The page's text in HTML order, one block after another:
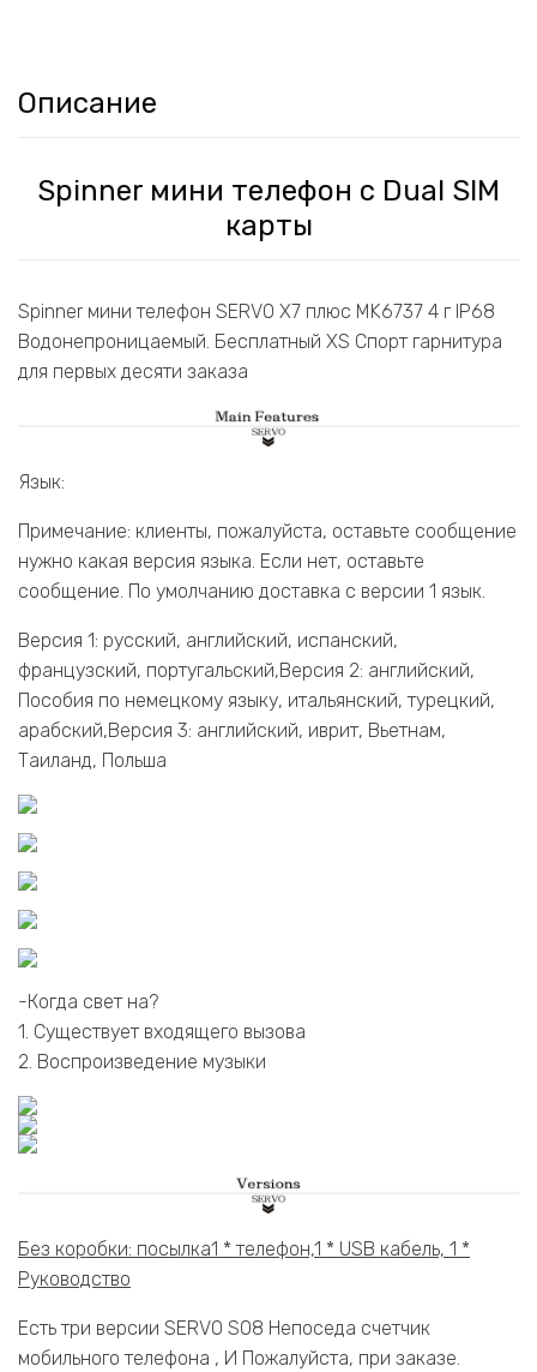
Описание
Spinner мини телефон с Dual SIM
карты
Spinner мини телефон SERVO X7 плюс MK6737 4 г IP68
Водонепроницаемый. Бесплатный XS Спорт гарнитура
для первых десяти заказа
Язык:
Примечание: клиенты, пожалуйста, оставьте сообщение
нужно какая версия языка. Если нет, оставьте
сообщение. По умолчанию доставка с версии 1 язык.
Версия 1: русский, английский, испанский,
французский, португальский,Версия 2: английский,
Пособия по немецкому языку, итальянский, турецкий,
арабский,Версия 3: английский, иврит, Вьетнам,
Таиланд, Польша
-Когда свет на?
1. Существует входящего вызова
2. Воспроизведение музыки
Без коробки: посылка1 * телефон,1 * USB кабель, 1 *
Руководство
Есть три версии SERVO S08 Непоседа счетчик
мобильного телефона , И Пожалуйста, при заказе.